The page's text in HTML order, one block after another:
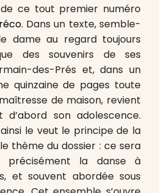
de ce tout premier numéro
. Dans un texte, semble-
dame au regard toujours
des souvenirs de ses
des-Prés et, dans un
quinzaine de pages toute
de maison, revient
son adolescence.
le veut le principe de la
thème du dossier : ce sera
précisément la danse à
et souvent abordée sous